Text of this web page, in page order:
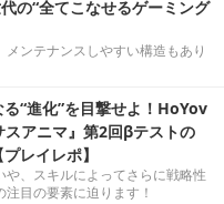
の“全てこなせるゲーミング
ンテナンスしやすい構造もあり
“進化”を目撃せよ！HoYov
アニマ』第2回βテストの
レイレポ】
、スキルによってさらに戦略性
目の要素に迫ります！